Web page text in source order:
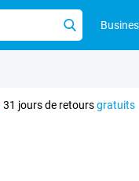
31 jours de retoursgratuits